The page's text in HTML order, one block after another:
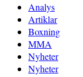
Analys
Artiklar
Boxning
MMA
Nyheter
Nyheter